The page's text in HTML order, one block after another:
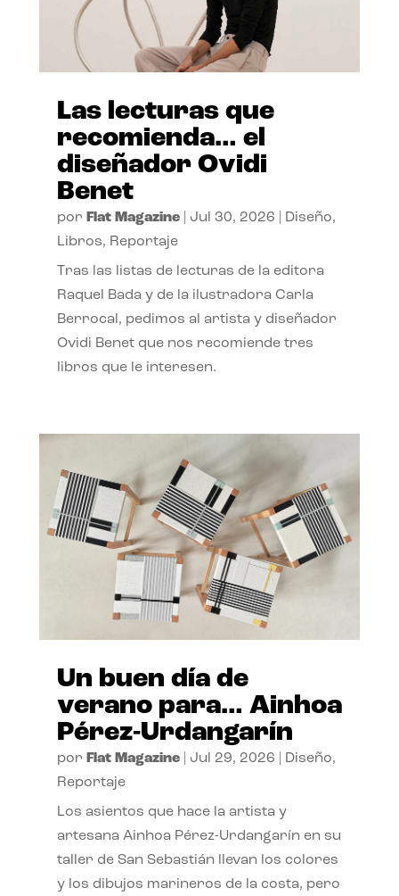
Las lecturas que
recomienda… el
diseñador Ovidi
Benet
por Flat Magazine| Jul 30, 2026 Diseño,
Libros, Reportaje
Tras las listas de lecturas de la editora
Raquel Bada y de la ilustradora Carla
Berrocal, pedimos al artista y diseñador
Ovidi Benet que nos recomiende tres
libros que le interesen.
Un buen día de
verano para… Ainhoa
Pérez-Urdangarín
por Flat Magazine| Jul 29, 2026 Diseño,
Reportaje
Los asientos que hace la artista y
artesana Ainhoa Pérez-Urdangarín en su
taller de San Sebastián llevan los colores
y los dibujos marineros de la costa, pero